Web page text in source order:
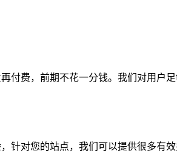
付费，前期不花一分钱。我们对用户
针对您的站点，我们可以提供很多有